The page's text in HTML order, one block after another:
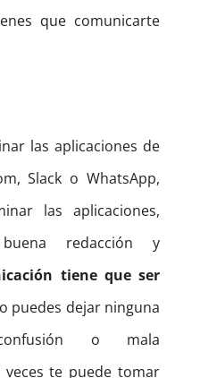
que comunicarte
las aplicaciones de
Slack o WhatsApp,
las aplicaciones,
redacción y
tiene que ser
puedes dejar ninguna
o mala
te puede tomar